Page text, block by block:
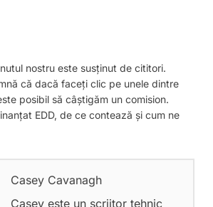
nostru este susținut de cititori.
că dacă faceți clic pe unele dintre
posibil să câștigăm un comision.
EDD, de ce contează și cum ne
Casey Cavanagh
Casey este un scriitor tehnic